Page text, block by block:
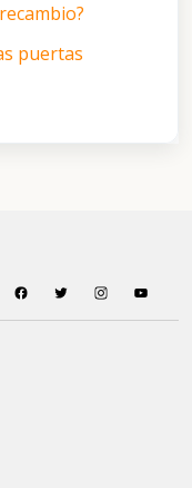
puertas